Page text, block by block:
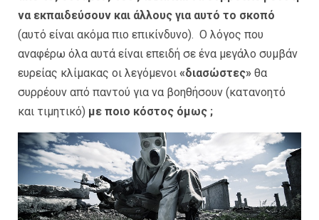
να εκπαιδεύσουν και άλλους για αυτό το σκοπό
(αυτό είναι ακόμα πιο επικίνδυνο). Ο λόγος που
αναφέρω όλα αυτά είναι επειδή σε ένα μεγάλο συμβάν
ευρείας κλίμακας οι λεγόμενοι «διασώστες» θα
συρρέουν από παντού για να βοηθήσουν (κατανοητό
και τιμητικό) με ποιο κόστος όμως ;